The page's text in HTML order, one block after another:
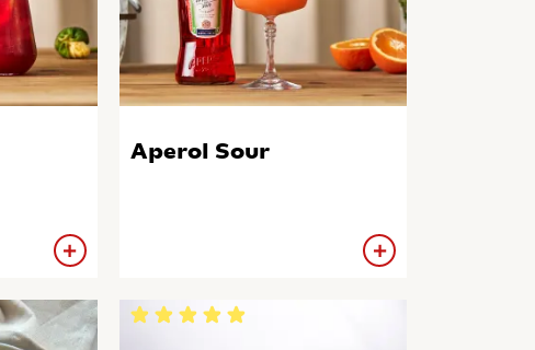
Aperol Sour